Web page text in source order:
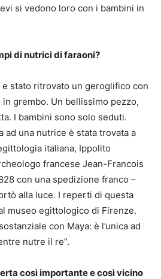
si vedono loro con i bambini in
di nutrici di faraoni?
stato ritrovato un geroglifico con
grembo. Un bellissimo pezzo,
I bambini sono solo seduti.
ad una nutrice è stata trovata a
italiana, Ippolito
francese Jean-Francois
con una spedizione franco –
alla luce. I reperti di questa
museo egittologico di Firenze.
con Maya: è l’unica ad
nutre il re”.
così importante e così vicino